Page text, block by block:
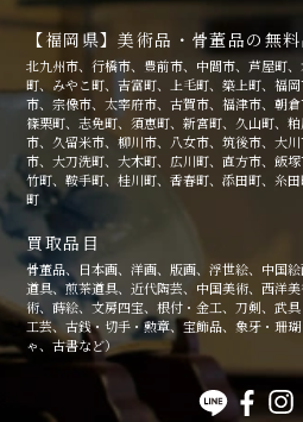
【福岡県】美術品・骨董品の無
北九州市、行橋市、豊前市、中間市、芦屋町
町、みやこ町、吉富町、上毛町、築上町、福
市、宗像市、太宰府市、古賀市、福津市、朝倉
篠栗町、志免町、須恵町、新宮町、久山町、
市、久留米市、柳川市、八女市、筑後市、大
市、大刀洗町、大木町、広川町、直方市、飯
竹町、鞍手町、桂川町、香春町、添田町、糸
町
買取品目
骨董品、日本画、洋画、版画、浮世絵、中国
道具、煎茶道具、近代陶芸、中国美術、西洋
術、蒔絵、文房四宝、根付・金工、刀剣、武
工芸、古銭・切手・勲章、宝飾品、象牙・珊
ゃ、古書など）